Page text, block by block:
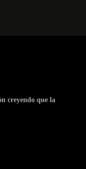
creyendo que la